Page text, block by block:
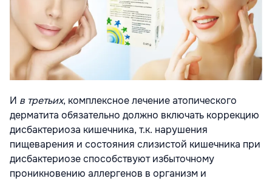
И в третьих, комплексное лечение атопического
дерматита обязательно должно включать коррекцию
дисбактериоза кишечника, т.к. нарушения
пищеварения и состояния слизистой кишечника при
дисбактериозе способствуют избыточному
проникновению аллергенов в организм и